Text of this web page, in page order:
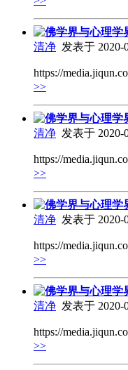
佛学界与心理学
清净 发表于 2020-
https://
>>
佛学界与心理学
清净 发表于 2020-
https://
>>
佛学界与心理学
清净 发表于 2020-
https://
>>
佛学界与心理学
清净 发表于 2020-
https://
>>